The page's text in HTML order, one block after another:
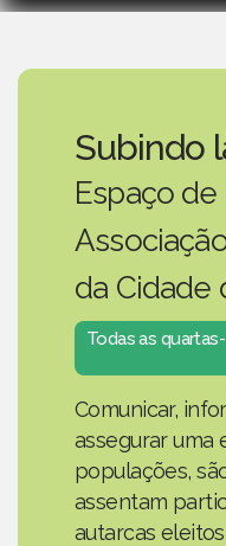
Subindo
Espaço
da Cidade
Todas as
Comunicar,
assegurar uma
populações,
assentam
autarcas